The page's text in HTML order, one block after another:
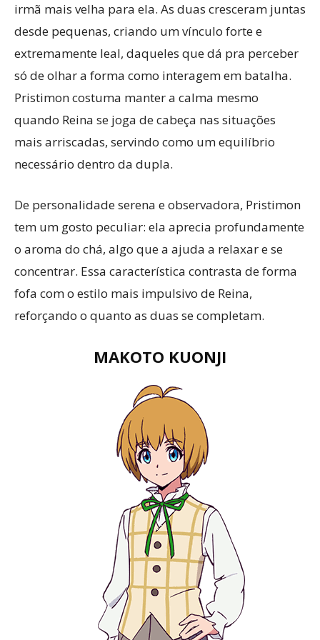
irmã mais velha para ela. As duas cresceram juntas
desde pequenas, criando um vínculo forte e
extremamente leal, daqueles que dá pra perceber
só de olhar a forma como interagem em batalha.
Pristimon costuma manter a calma mesmo
quando Reina se joga de cabeça nas situações
mais arriscadas, servindo como um equilíbrio
necessário dentro da dupla.
De personalidade serena e observadora, Pristimon
tem um gosto peculiar: ela aprecia profundamente
o aroma do chá, algo que a ajuda a relaxar e se
concentrar. Essa característica contrasta de forma
fofa com o estilo mais impulsivo de Reina,
reforçando o quanto as duas se completam.
MAKOTO KUONJI